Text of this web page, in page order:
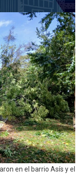
en el barrio Asís y el